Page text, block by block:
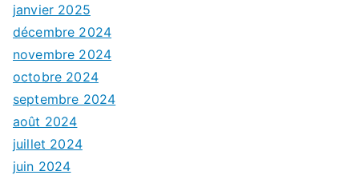
janvier 2025
décembre 2024
novembre 2024
octobre 2024
septembre 2024
août 2024
juillet 2024
juin 2024